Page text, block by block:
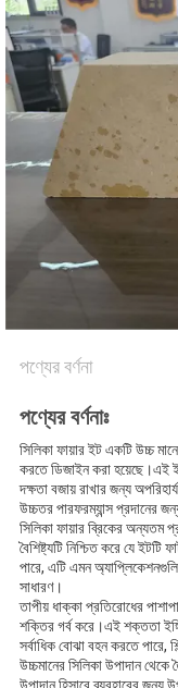
কারখানা
পরিদর্শন
গুণমান
নিয়ন্ত্রণ
আমাদের
সাথে
খবর
মামলা
সাইট
ম্যাপ
গোপনীয়তা
নীতি
পণ্যের বর্ণনা
পণ্যের বর্ণনাঃ
সিলিকা ফায়ার ইট একটি উচ্চ
করতে ডিজাইন করা হয়েছে।এই
দক্ষতা বজায় রাখার জন্য
উচ্চতর পারফরম্যান্স প্রদানের
সিলিকা ফায়ার ব্রিকের অন্যতম
বৈশিষ্ট্যটি নিশ্চিত করে যে
পারে, এটি এমন
সাধারণ।
তাপীয় ধাক্কা প্রতিরোধের
শক্তির গর্ব করে।এই শক্ততা
সর্বাধিক বোঝা বহন করতে পারে,
উচ্চমানের সিলিকা উপাদান